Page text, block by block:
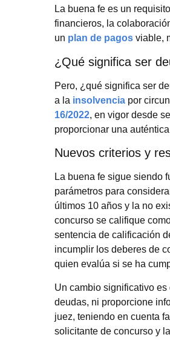
La buena fe es un
financieros, la
un plan de pagos viable,
¿Qué significa ser
Pero, ¿qué significa ser
a la insolvencia por
16/2022, en vigor desde
proporcionar una
Nuevos criterios y
La buena fe sigue siendo
parámetros para
últimos 10 años y la no
concurso se califique
sentencia de calificación
incumplir los deberes de
quien evalúa si se ha
Un cambio significativo
deudas, ni proporcione
juez, teniendo en cuenta
solicitante de concurso y